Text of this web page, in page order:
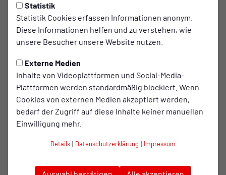
Statistik
Statistik Cookies erfassen Informationen anonym.
Diese Informationen helfen und zu verstehen, wie
unsere Besucher unsere Website nutzen.
Externe Medien
Inhalte von Videoplattformen und Social-Media-
Plattformen werden standardmäßig blockiert. Wenn
Cookies von externen Medien akzeptiert werden,
bedarf der Zugriff auf diese Inhalte keiner manuellen
Einwilligung mehr.
Details | Datenschutzerklärung | Impressum
DieU16von Rot-Weiß Oberhausen trennte sich im
Heimspiel mit einem verdienten 1:1 vom1. FC
Kleve U17. Die Anfangsphase gestaltete sich
schwierig, da Kleve sehr gut auf RWO vorbereitet
war und früh Druck ausübte. Nach etwa 20
Minuten fand RWO besser ins Spiel und erspielte
sich erste Halbchancen.
Die zweite Halbzeit begann jedoch unglücklich: Trotz klarer
sofortigen Wechsel – Tristan Bartsch, Liam Störmann und
im ersten Angriff nach dem Gegentor gelang der